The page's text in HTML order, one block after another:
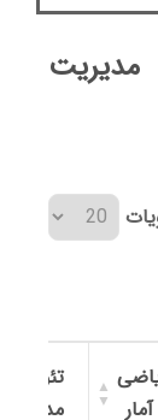
مدیریت
تئوری
مدیریت